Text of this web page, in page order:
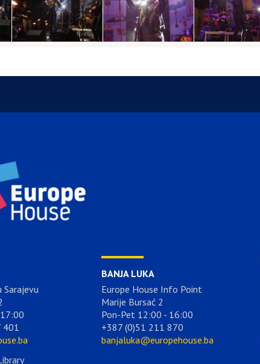
Sarajevu
401
BANJA LUKA
Europe House Info Point
Marije Bursać 2
Pon-Pet 12:00 - 16:00
+387 (0)51 211 870
banjaluka@europehouse.ba